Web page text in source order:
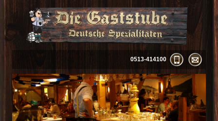
0513-414100